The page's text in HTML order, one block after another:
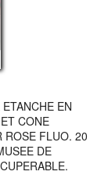
EN
CONE
ROSE FLUO. 20
DE